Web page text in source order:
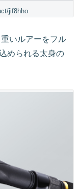
jif8hho
重いルアーをフル
められる太身の